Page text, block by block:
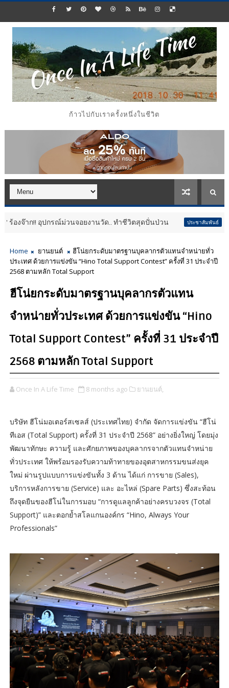
ก้าวไปกับเราครั้งหนึ่งในชีวิต
ณ์ม่วนจอยงานวัด.. ทำชีวิตสุดปั่นป่วน ประชาสัมพันธ์ กลับมาอีกครั้ง!!
Home ยานยนต์
ฮีโน่ยกระดับมาตรฐานบุคลากรตัวแทนจำหน่ายทั่ว
ประเทศ ด้วยการแข่งขัน “Hino Total Support Contest” ครั้งที่ 31 ประจำปี
2568 ตามหลัก Total Support
ฮีโน่ยกระดับมาตรฐานบุคลากรตัวแทน
จำหน่ายทั่วประเทศ ด้วยการแข่งขัน “Hino
Total Support Contest” ครั้งที่ 31 ประจำปี
2568 ตามหลัก Total Support
Once In A Life Time 8 months ago ยานยนต์,
บริษัท ฮีโน่มอเตอร์สเซลส์ (ประเทศไทย) จำกัด จัดการแข่งขัน “ฮีโน่
ทีเอส (Total Support) ครั้งที่ 31 ประจำปี 2568” อย่างยิ่งใหญ่ โดยมุ่ง
พัฒนาทักษะ ความรู้ และศักยภาพของบุคลากรจากตัวแทนจำหน่าย
ทั่วประเทศ ให้พร้อมรองรับความท้าทายของอุตสาหกรรมขนส่งยุค
ใหม่ ผ่านรูปแบบการแข่งขันทั้ง 3 ด้าน ได้แก่ การขาย (Sales),
บริการหลังการขาย (Service) และ อะไหล่ (Spare Parts) ซึ่งสะท้อน
ถึงจุดยืนของฮีโน่ในการมอบ “การดูแลลูกค้าอย่างครบวงจร (Total
Support)” และตอกย้ำสโลแกนองค์กร “Hino, Always Your
Professionals”